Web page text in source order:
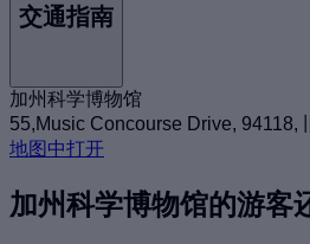
交通指南
加州科学博物馆
55,Music Concourse Drive, 94118,
地图中打开
加州科学博物馆的游客